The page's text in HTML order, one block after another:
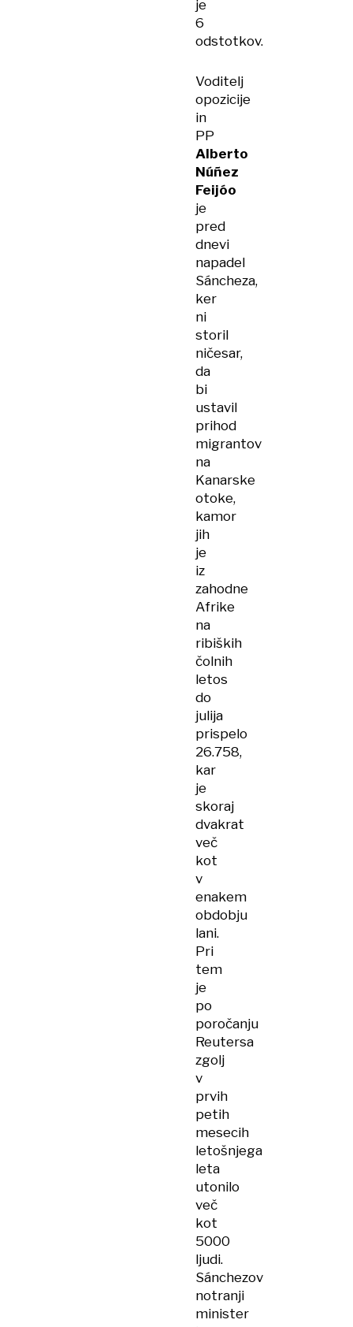
je
6
odstotkov.
Voditelj
opozicije
in
PP
Alberto
Núñez
Feijóo
je
pred
dnevi
napadel
Sáncheza,
ker
ni
storil
ničesar,
da
bi
ustavil
prihod
migrantov
na
Kanarske
otoke,
kamor
jih
je
iz
zahodne
Afrike
na
ribiških
čolnih
letos
do
julija
prispelo
26.758,
kar
je
skoraj
dvakrat
več
kot
v
enakem
obdobju
lani.
Pri
tem
je
po
poročanju
Reutersa
zgolj
v
prvih
petih
mesecih
letošnjega
leta
utonilo
več
kot
5000
ljudi.
Sánchezov
notranji
minister